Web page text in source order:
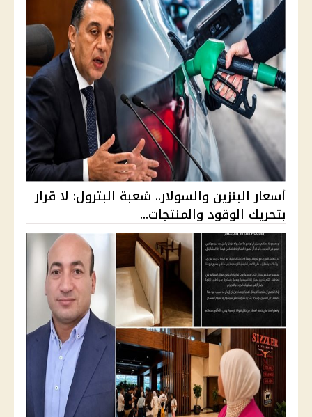
أسعار البنزين والسولار.. شعبة البترول: لا قرار
بتحريك الوقود والمنتجات...